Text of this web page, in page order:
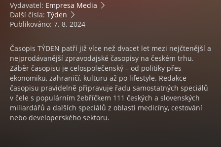
Vydavatel: Empresa Media
Další čísla: Týden
Publikováno: 7. 8. 2024
Časopis TÝDEN patří již více než dvacet let mezi nejčtenější a
nejprodávanější zpravodajské časopisy na českém trhu.
Záběr časopisu je celospolečenský – od politiky přes
ekonomiku, zahraničí, kulturu až po lifestyle. Redakce
časopisu pravidelně připravuje řadu samostatných speciálů
v čele s populárním žebříčkem 111 českých a slovenských
miliardářů a dalších speciálů z oblasti medicíny, cestování
nebo developerského sektoru.